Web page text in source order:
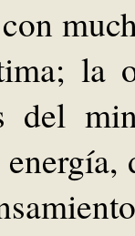
la
del